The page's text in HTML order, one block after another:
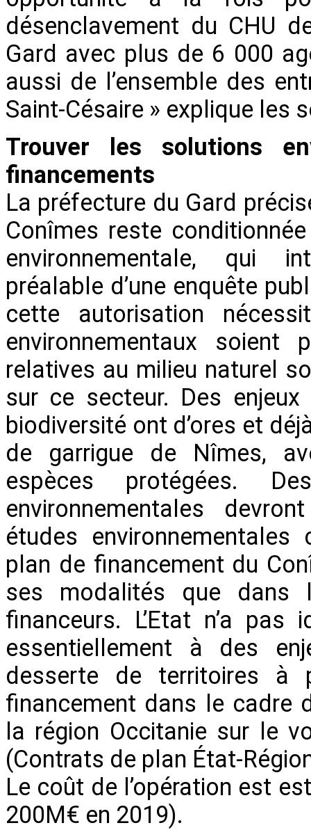
désenclavement du CHU
Gard avec plus de 6 000
aussi de l’ensemble des
Saint-Césaire » explique les
Trouver les solutions
financements
La préfecture du Gard
Conîmes reste
environnementale, qui
préalable d’une enquête
cette autorisation
environnementaux
relatives au milieu naturel
sur ce secteur. Des
biodiversité ont d’ores et
de garrigue de Nîmes,
espèces protégées.
environnementales
études environnementales
plan de financement du
ses modalités que dans
financeurs. L’Etat n’a
essentiellement à des
desserte de territoires à
financement dans le cadre
la région Occitanie sur le
(Contrats de plan État-
Le coût de l’opération est
200M€ en 2019).